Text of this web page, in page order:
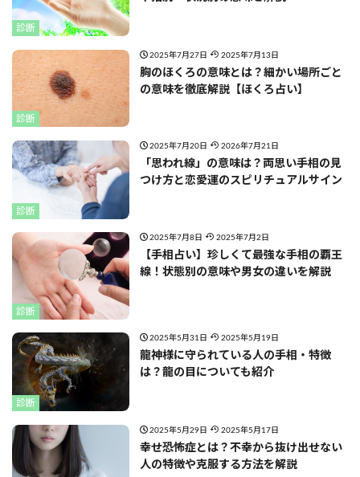
診断
診断
2025年7月27日 2025年7月13日
胸のほくろの意味とは？細かい場所ごと
の意味を徹底解説【ほくろ占い】
診断
2025年7月20日 2026年7月21日
「思われ線」の意味は？両思い手相の見
つけ方と恋愛運のスピリチュアルサイン
診断
2025年7月8日 2025年7月2日
【手相占い】珍しくて最強な手相の覇王
線！状態別の意味や男女の違いを解説
診断
2025年5月31日 2025年5月19日
龍神様に守られている人の手相・特徴
は？龍の目についても紹介
2025年5月29日 2025年5月17日
幸せ恐怖症とは？不幸から抜け出せない
人の特徴や克服する方法を解説